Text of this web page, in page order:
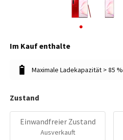
Im Kauf enthalte
Maximale Ladekapazität > 85 %
Zustand
Einwandfreier Zustand
Ausverkauft